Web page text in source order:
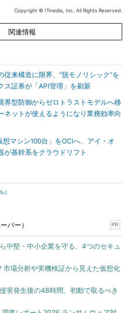
Copyright © ITmedia, Inc. All Rights Reserved.
関連情報
従来構造に限界、“脱モノリシック”を
ス証券が「API管理」を刷新
界型防御からゼロトラストモデルへ移
ットが使えるようになり業務効率向
想マシン100台」をOCIへ、アイ・オ
が基幹系をクラウドリフト
）
パー） PR
中堅・中小企業を守る、4つのセキュ
市場分析や実機検証から見えた仮想化
害発生後の48時間、初動で取るべき